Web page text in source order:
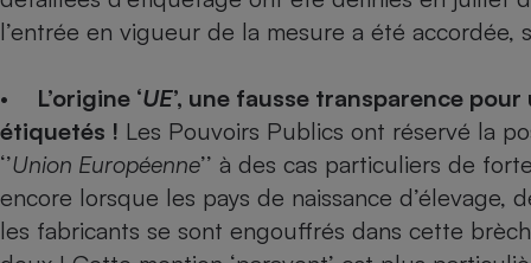
l’entrée en vigueur de la mesure a été accordée,
• L’origine ‘UE’, une fausse transparence
étiquetés ! Les Pouvoirs Publics ont réservé la
‘’Union Européenne’’ à des cas particuliers de
encore lorsque les pays de naissance
les fabricants se sont engouffrés dans cette
Climatiseur -
Ventilateur